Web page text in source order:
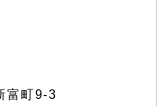
富町9-3